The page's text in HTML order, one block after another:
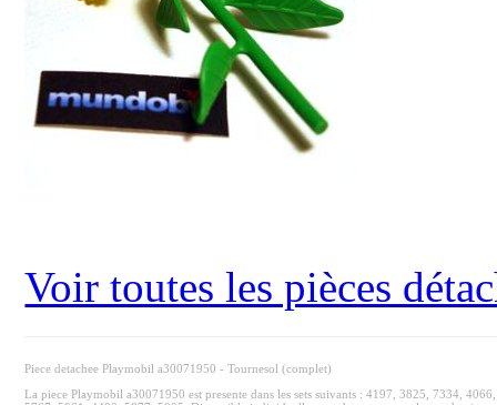
Voir toutes les pièces
Piece detachee Playmobil a30071950 - Tournesol (complet)
La piece Playmobil a30071950 est presente dans les sets suivants : 4197, 3825, 7334,